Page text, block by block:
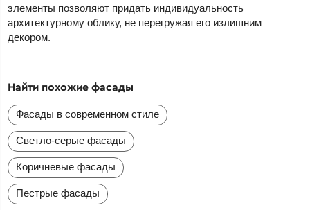
элементы позволяют придать индивидуальность
архитектурному облику, не перегружая его излишним
декором.
Найти похожие фасады
Фасады в современном стиле
Светло-серые фасады
Коричневые фасады
Пестрые фасады